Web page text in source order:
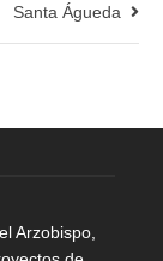
Santa Águeda
Arzobispo,